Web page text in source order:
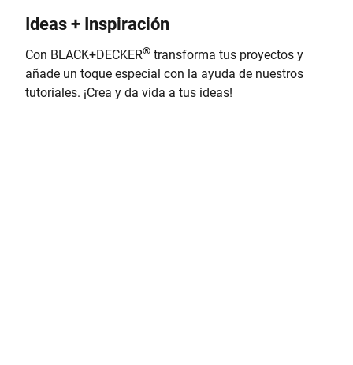
Ideas + Inspiración
Con BLACK+DECKER® transforma tus proyectos y
añade un toque especial con la ayuda de nuestros
tutoriales. ¡Crea y da vida a tus ideas!